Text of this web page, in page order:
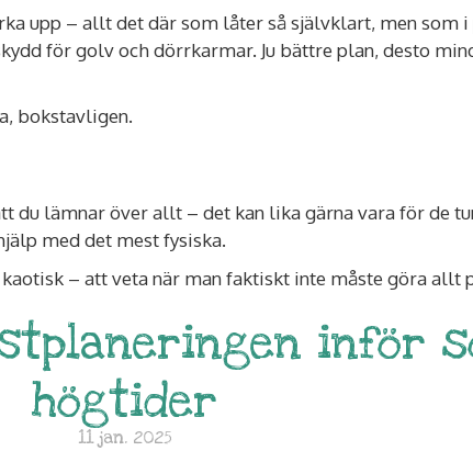
upp – allt det där som låter så självklart, men
för golv och dörrkarmar. Ju bättre plan, desto
bokstavligen.
du lämnar över allt – det kan lika gärna vara för de
med det mest fysiska.
– att veta när man faktiskt inte måste göra allt
inför
högtider
11 jan. 2025